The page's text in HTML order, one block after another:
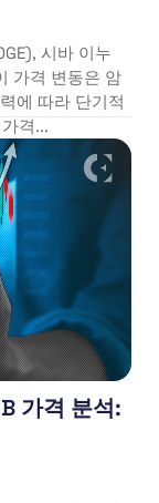
시바 이누
가격 변동은 암
에 따라 단기적
격...
가격 분석: